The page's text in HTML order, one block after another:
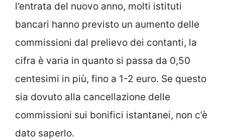
l’entrata del nuovo anno, molti istituti
bancari hanno previsto un aumento delle
commissioni dal prelievo dei contanti, la
cifra è varia in quanto si passa da 0,50
centesimi in più, fino a 1-2 euro. Se questo
sia dovuto alla cancellazione delle
commissioni sui bonifici istantanei, non c’è
dato saperlo.